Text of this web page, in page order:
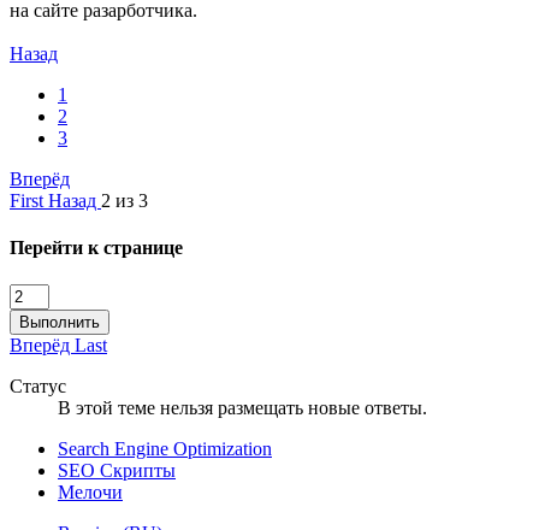
на сайте разарботчика.
Назад
1
2
3
Вперёд
First Назад 2 из 3
Перейти к странице
Выполнить
Вперёд Last
Статус
В этой теме нельзя размещать новые ответы.
Search Engine Optimization
SEO Скрипты
Мелочи